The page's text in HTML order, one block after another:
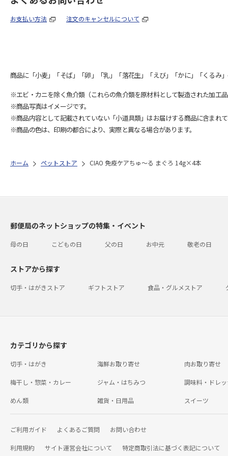
お支払い方法 注文のキャンセルについて
商品に「小麦」「そば」「卵」「乳」「落花生」「えび」「かに」「くるみ
※エビ・カニを除く魚介類（これらの魚介類を原材料として製造された加工
※商品写真はイメージです。
※商品内容として記載されていない「小道具類」はお届けする商品に含まれて
※商品の色は、印刷の都合により、実際と異なる場合があります。
ホーム ペットストア CIAO 免疫ケアちゅ～る まぐろ 14g×4本
郵便局のネットショップの特集・イベント
母の日 こどもの日 父の日 お中元 敬老の日
ストアから探す
切手・はがきストア ギフトストア 食品・グルメストア
カテゴリから探す
切手・はがき 海鮮お取り寄せ 肉お取り寄せ
梅干し・惣菜・カレー ジャム・はちみつ 調味料・ドレ
めん類 雑貨・日用品 スイーツ
ご利用ガイド よくあるご質問 お問い合わせ
利用規約 サイト運営会社について 特定商取引法に基づく表記について